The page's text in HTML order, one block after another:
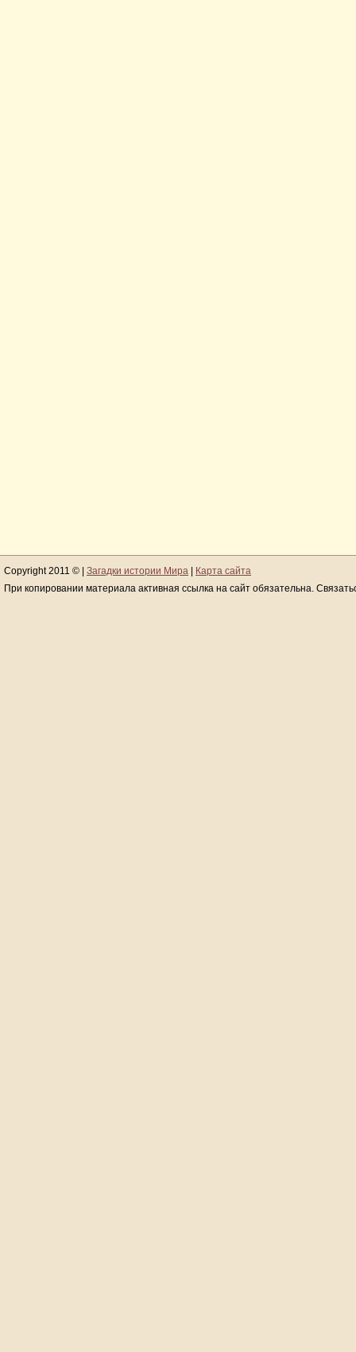
Copyright 2011 © | Загадки истории Мира
Карта сайта
При копировании материала активная ссылка на сайт обязательна.